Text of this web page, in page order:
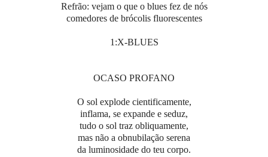
Refrão: vejam o que o blues fez de nós
comedores de brócolis fluorescentes
1:X-BLUES
OCASO PROFANO
O sol explode cientificamente,
inflama, se expande e seduz,
tudo o sol traz obliquamente,
mas não a obnubilação serena
da luminosidade do teu corpo.